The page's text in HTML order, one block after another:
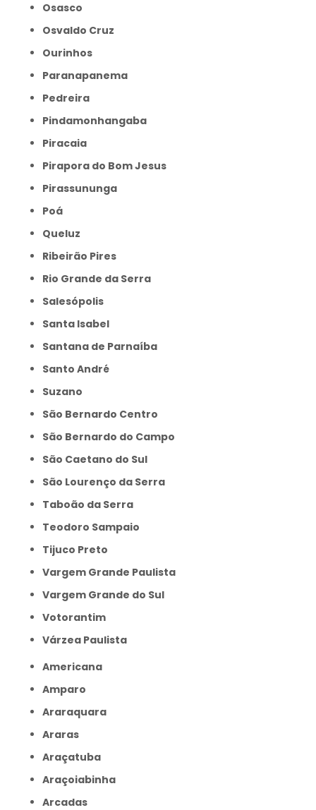
Osasco
Osvaldo Cruz
Ourinhos
Paranapanema
Pedreira
Pindamonhangaba
Piracaia
Pirapora do Bom Jesus
Pirassununga
Poá
Queluz
Ribeirão Pires
Rio Grande da Serra
Salesópolis
Santa Isabel
Santana de Parnaíba
Santo André
Suzano
São Bernardo Centro
São Bernardo do Campo
São Caetano do Sul
São Lourenço da Serra
Taboão da Serra
Teodoro Sampaio
Tijuco Preto
Vargem Grande Paulista
Vargem Grande do Sul
Votorantim
Várzea Paulista
Americana
Amparo
Araraquara
Araras
Araçatuba
Araçoiabinha
Arcadas